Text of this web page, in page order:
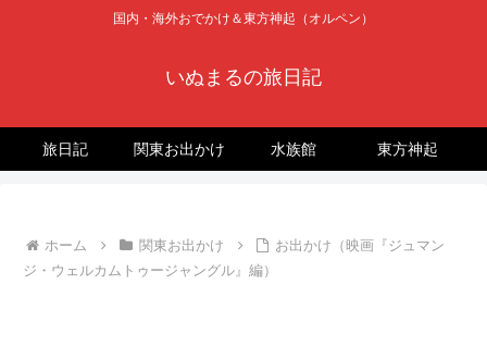
国内・海外おでかけ＆東方神起（オルペン）
いぬまるの旅日記
旅日記 関東お出かけ 水族館 東方神起
ホーム 関東お出かけ
お出かけ（映画『ジュマン
ジ・ウェルカムトゥージャングル』編）